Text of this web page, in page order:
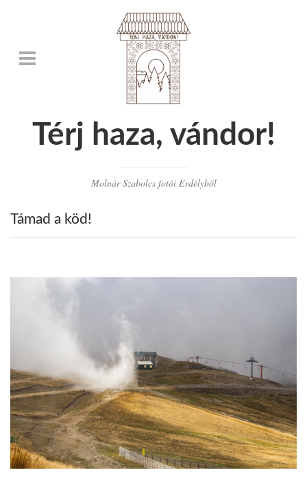
Térj haza, vándor!
Molnár Szabolcs fotói Erdélyből
Támad a köd!